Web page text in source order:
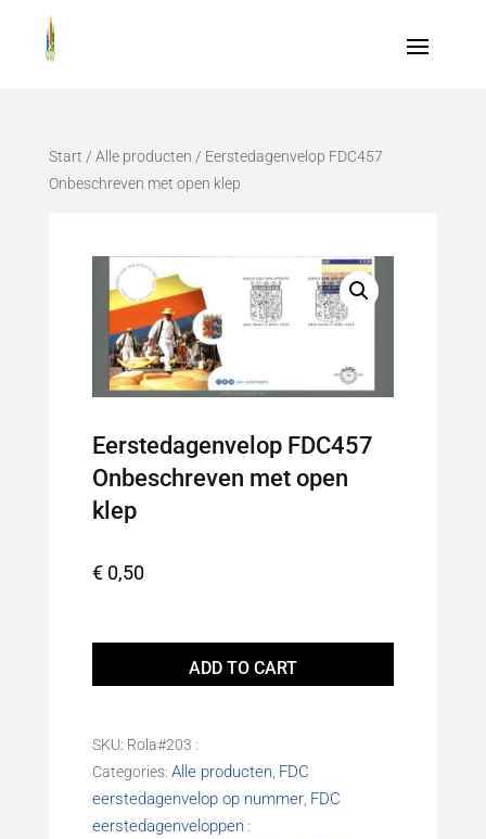
Start / Alle producten / Eerstedagenvelop FDC457
Onbeschreven met open klep
Eerstedagenvelop FDC457
Onbeschreven met open
klep
€0,50
Eerstedagenvelop
Onbeschreven
open
quantity
ADD TO CART
SKU: Rola#203
Categories: Alle producten, FDC
eerstedagenvelop op nummer, FDC
eerstedagenveloppen